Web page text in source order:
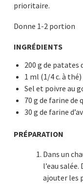
prioritaire.
Donne 1-2 portion
INGRÉDIENTS
200 g de patates
1 ml (1/4 c. à
Sel et poivre au
70 g de farine de
30 g de farine
PRÉPARATION
Dans un
l’eau
ajouter les